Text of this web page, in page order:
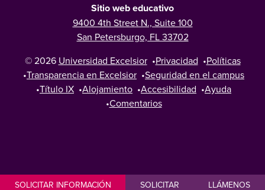
SOLICITAR INFORMACIÓN SOLICITAR LLÁMENOS
Sitio web educativo
9400 4th Street N., Suite 100
San Petersburgo, FL 33702
© 2026 Universidad Excelsior •Privacidad •Políticas
•Transparencia en Excelsior •Seguridad en el campus
•Título IX •Alojamiento •Accesibilidad •Ayuda
•Comentarios